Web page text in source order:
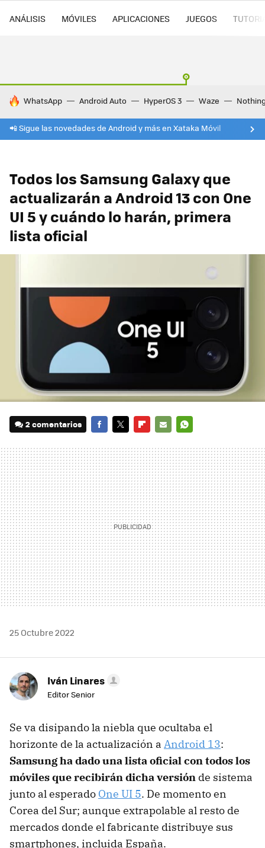
ANÁLISIS MÓVILES APLICACIONES JUEGOS
HOY SE HABLA DE
WhatsApp Android Auto HyperOS 3 Waze
📲 Sigue las novedades de Android y más en Xataka Móvil
Todos los Samsung Galaxy que
actualizarán a Android 13 con One
UI 5 y cuándo lo harán, primera
lista oficial
2 comentarios
MAIL
25 Octubre 2022
Iván Linares
Editor Senior
Se va disipando la niebla que ocultaba el
horizonte de la actualización a Android 13:
Samsung ha dado una lista oficial con todos los
móviles que recibirán dicha versión de sistema
junto al esperado One UI 5. De momento en
Corea del Sur; aunque extrapolable al resto de
mercados donde el fabricante distribuye sus
smartphones, incluida España.